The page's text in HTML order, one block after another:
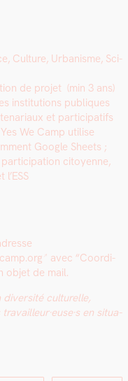
Cul­ture, Urban­isme, Sci­
de pro­jet (min 3 ans)
insti­tu­tions publiques
et par­tic­i­pat­ifs
We Camp utilise
Google Sheets ;
citoyenne,
avec “Coor­di­
objet de mail.
diver­sité cul­turelle,
en sit­u­a­